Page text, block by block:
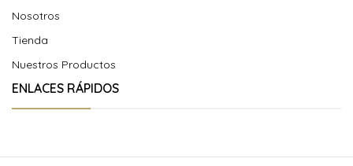
Nosotros
Tienda
Nuestros Productos
ENLACES RÁPIDOS